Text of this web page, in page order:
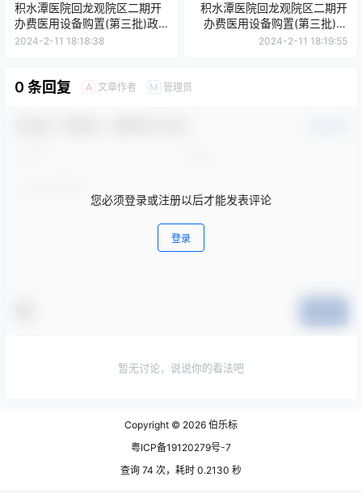
积水潭医院回龙观院区二期开
办费医用设备购置(第三批)政
府采购合同
2024-2-11 18:18:38
积水潭医院回龙观院区二期开
办费医用设备购置(第三批)政
府采购合同
2024-2-11 18:19:55
0 条回复 A 文章作者 M 管理员
您必须登录或注册以后才能发表评论
登录
暂无讨论，说说你的看法吧
Copyright © 2026 伯乐标
粤ICP备19120279号-7
查询 74 次，耗时 0.2130 秒